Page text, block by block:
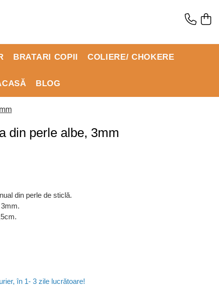
BRATARI COPII COLIERE/ CHOKERE
BLOG
din perle albe, 3mm
din perle de sticlă.
în 1- 3 zile lucrătoare!